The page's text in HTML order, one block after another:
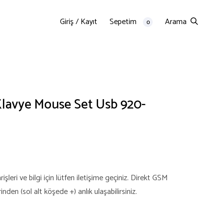
Giriş / Kayıt Sepetim 0 Arama
Mouse Set Usb 920-
ve bilgi için lütfen iletişime geçiniz. Direkt GSM
(sol alt köşede +) anlık ulaşabilirsiniz.